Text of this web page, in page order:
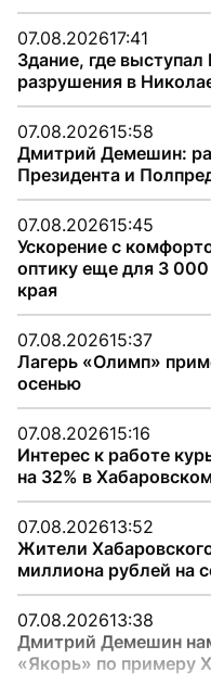
07.08.202617:41
Здание, где
разрушения в
07.08.202615:58
Дмитрий Демешин:
Президента и
07.08.202615:45
Ускорение с
оптику еще для 3
края
07.08.202615:37
Лагерь «Олимп»
осенью
07.08.202615:16
Интерес к работе
на 32% в
07.08.202613:52
Жители
миллиона рублей на
07.08.202613:38
Дмитрий Демешин
«Якорь» по примеру